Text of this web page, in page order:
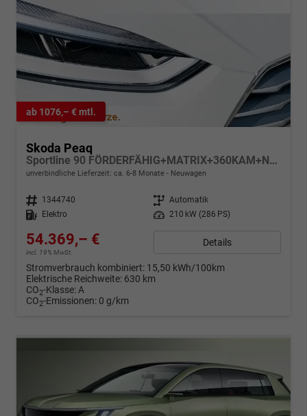
ab 1076,– € mtl.
Skoda Peaq
Sportline 90 FÖRDERFÄHIG+MATRIX+360KAM+NAVI+KESSY+pACC+eHK+20" ALU
unverbindliche Lieferzeit: ca. 6-8 Monate Neuwagen
Fahrzeugnr. 1344740 Getriebe Automatik
Kraftstoff
Elektro Leistung 210 kW (286 PS)
54.369,– €
incl. 19% MwSt.
Details
Stromverbrauch kombiniert: 15,50 kWh/100km
Elektrische Reichweite: 630 km
CO2-Klasse:A
CO2-Emissionen: 0 g/km